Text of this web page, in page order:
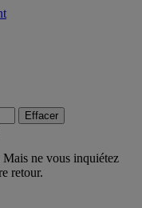
Effacer
ne vous inquiétez
retour.